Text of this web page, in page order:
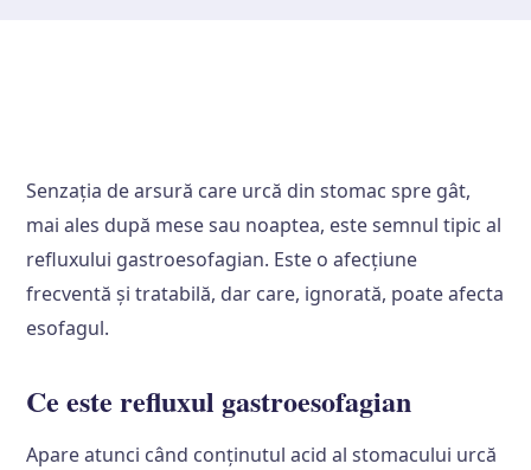
Senzația de arsură care urcă din stomac spre gât,
mai ales după mese sau noaptea, este semnul tipic al
refluxului gastroesofagian. Este o afecțiune
frecventă și tratabilă, dar care, ignorată, poate afecta
esofagul.
Ce este refluxul gastroesofagian
Apare atunci când conținutul acid al stomacului urcă